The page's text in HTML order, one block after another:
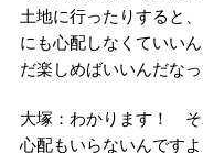
土地に行ったりすると
にも心配しなくていい
だ楽しめばいいんだなっ
大塚：わかります！ そ
心配もいらないんですよ